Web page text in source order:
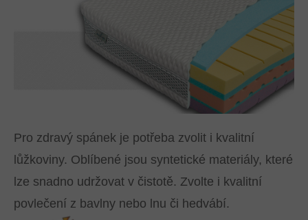
Pro zdravý spánek je potřeba zvolit i kvalitní
lůžkoviny. Oblíbené jsou syntetické materiály, které
lze snadno udržovat v čistotě. Zvolte i kvalitní
povlečení z bavlny nebo lnu či hedvábí.